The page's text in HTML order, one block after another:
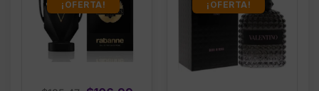
¡OFERTA! ¡OFERTA!